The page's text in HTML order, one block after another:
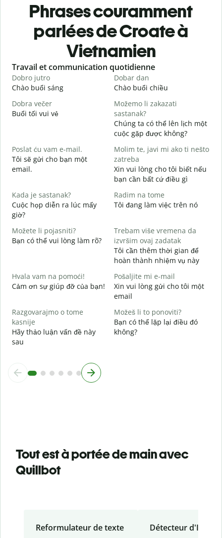
Phrases couramment
parlées de Croate à
Vietnamien
Slide 1 of 6
Travail et communication quotidienne
Dobro jutro
Chào buổi sáng
Dobar dan
Chào buổi chiều
Dobra večer
Buổi tối vui vẻ
Možemo li zakazati
sastanak?
Chúng ta có thể lên lịch một
cuộc gặp được không?
Poslat ću vam e-mail.
Tôi sẽ gửi cho bạn một
email.
Molim te, javi mi ako ti nešto
zatreba
Xin vui lòng cho tôi biết nếu
bạn cần bất cứ điều gì
Kada je sastanak?
Cuộc họp diễn ra lúc mấy
giờ?
Radim na tome
Tôi đang làm việc trên nó
Možete li pojasniti?
Bạn có thể vui lòng làm rõ?
Trebam više vremena da
izvršim ovaj zadatak
Tôi cần thêm thời gian để
hoàn thành nhiệm vụ này
Hvala vam na pomoći!
Cảm ơn sự giúp đỡ của bạn!
Pošaljite mi e-mail
Xin vui lòng gửi cho tôi một
email
Razgovarajmo o tome
kasnije
Hãy thảo luận vấn đề này
sau
Možeš li to ponoviti?
Bạn có thể lặp lại điều đó
không?
Tout est à portée de main avec
Quillbot
Reformulateur de texte Détecteur d'IA